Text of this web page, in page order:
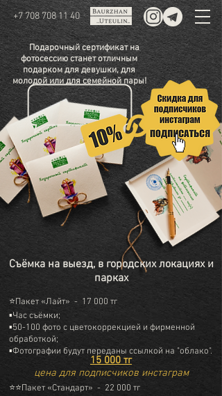
+7 708 708 11 40
Подарочный сертификат на
фотосессию станет отличным
подарком для девушки, для
молодой или для семейной пары!
Съёмка на выезд, в городских локациях и
парках
⭐Пакет «Лайт» - 17 000 тг
▪Час съёмки;
▪50-100 фото с цветокоррекцией и фирменной
обработкой;
▪Фотографии будут переданы ссылкой на "облако".
⭐⭐Пакет «Стандарт» - 22 000 тг
15 000 тг
цена для подписчиков инстаграм